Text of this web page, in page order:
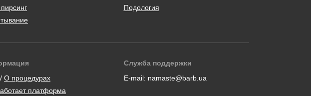
Подология
/ О процедурах
платформа
Служба поддержки
E-mail: namaste@barb.ua